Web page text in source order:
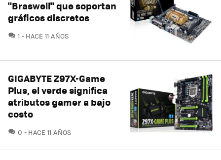
"Braswell" que soportan
gráficos discretos
1 COMENTARIOS
HACE 11 AÑOS
GIGABYTE Z97X-Game
Plus, el verde significa
atributos gamer a bajo
costo
0 COMENTARIOS
HACE 11 AÑOS